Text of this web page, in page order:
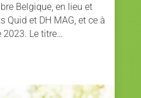
Belgique, en lieu et
Quid et DH MAG, et ce à
2023. Le titre…